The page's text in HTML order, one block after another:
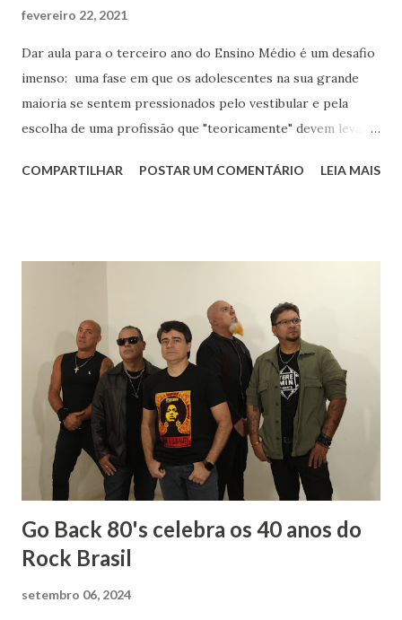
fevereiro 22, 2021
Dar aula para o terceiro ano do Ensino Médio é um desafio
imenso: uma fase em que os adolescentes na sua grande
maioria se sentem pressionados pelo vestibular e pela
escolha de uma profissão que "teoricamente" devem levar
gostava muito de música, de livros, de escrever, de falar e
Letras, onde teria minha licenciatura e poderia aprender
mais sobre os autores que já faziam parte de minha vida.
Sempre gostei muito das aulas de História: para entender
literatura é importante saber sobre o contexto histórico
da obra, quais os acontecimentos determinantes na
sociedade da época. Tive ótimos professores de História
no Fundamental, no Médio e na Faculdade mas um do
terceiro ano dividia comigo um amor: a mús...
COMPARTILHAR POSTAR UM COMENTÁRIO LEIA MAIS
Go Back 80's celebra os 40 anos do
Rock Brasil
setembro 06, 2024